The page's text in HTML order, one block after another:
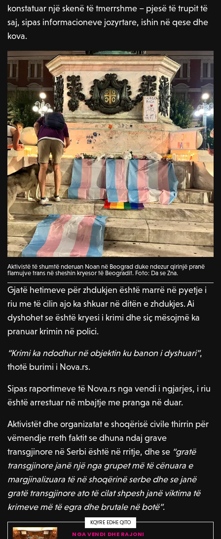
konstatuar një skenë të tmerrshme – pjesë të trupit të
saj, sipas informacioneve jozyrtare, ishin në qese dhe
kova.
Aktivistë të shumtë nderuan Noan në Beograd duke ndezur qirinjë pranë
flamujve trans në sheshin kryesor të Beogradit. Foto: Da se Zna.
Gjatë hetimeve për zhdukjen është marrë në pyetje i
riu me të cilin ajo ka shkuar në ditën e zhdukjes. Ai
dyshohet se është kryesi i krimi dhe siç mësojmë ka
pranuar krimin në polici.
“Krimi ka ndodhur në objektin ku banon i dyshuari”,
thotë burimi i Nova.rs.
Sipas raportimeve të Nova.rs nga vendi i ngjarjes, i riu
është arrestuar në mbajtje me pranga në duar.
Aktivistët dhe organizatat e shoqërisë civile thirrin për
vëmendje rreth faktit se dhuna ndaj grave
transgjinore në Serbi është në rritje, dhe se “gratë
transgjinore janë një nga grupet më të cënuara e
margjinalizuara të në shoqërinë serbe dhe se janë
gratë transgjinore ato të cilat shpesh janë viktima të
krimeve më të egra dhe brutale në botë”.
KQYRE EDHE QITO
NGA VENDI DHE RAJONI